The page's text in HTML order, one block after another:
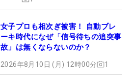
女子プロも相次ぎ被害！ 自動ブレ
ーキ時代になぜ「信号待ちの追突事
故」は無くならないのか？
2026年8月10日 (月) 12時00分 1